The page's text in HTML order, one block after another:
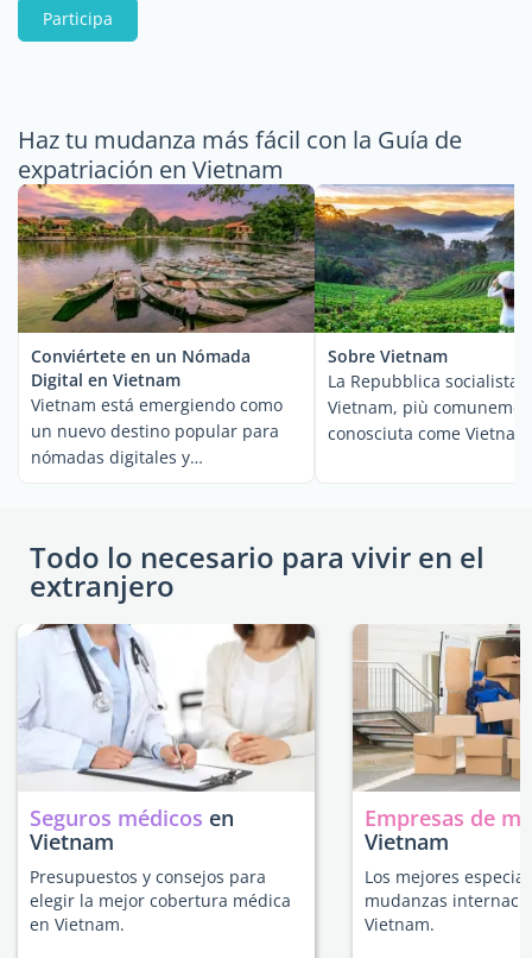
Participa
Haz tu mudanza más fácil con la Guía de
expatriación en Vietnam
Conviértete en un Nómada
Digital en Vietnam
Vietnam está emergiendo como
un nuevo destino popular para
nómadas digitales y
Sobre Vietnam
La Repubblica socialista
Vietnam, più
conosciuta come
Todo lo necesario para vivir en el
extranjero
Seguros médicos en
Vietnam
Presupuestos y consejos para
elegir la mejor cobertura médica
en Vietnam.
Empresas de
Vietnam
Los mejores
mudanzas
Vietnam.